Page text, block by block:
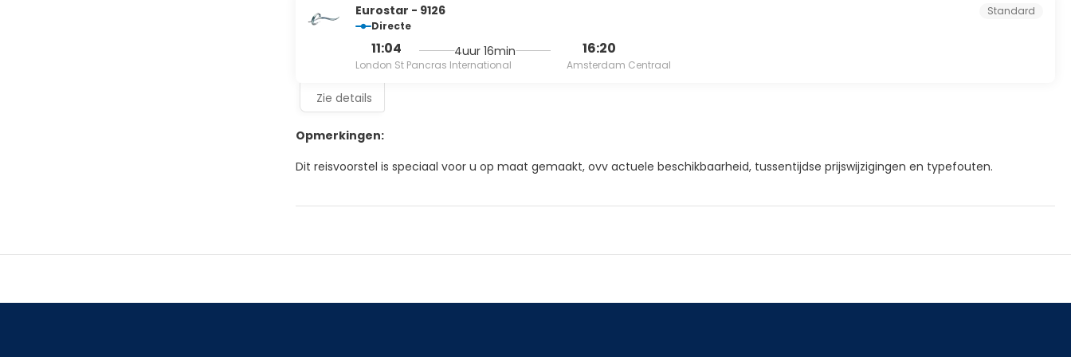
Eurostar - 9126
Directe
11:04
London St Pancras International
4uur 16min 16:20
Amsterdam Centraal
Standard
Zie details
Opmerkingen:
Dit reisvoorstel is speciaal voor u op maat gemaakt, ovv actuele beschikbaarheid, tussentijdse prijswijzigingen en typefouten.